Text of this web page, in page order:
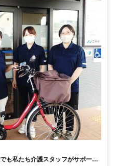
も私たち介護スタッフがサポート